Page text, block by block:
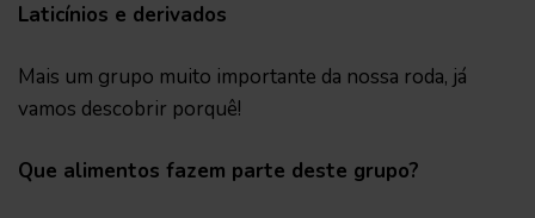
Laticínios e derivados
Mais um grupo muito importante da nossa roda, já
vamos descobrir porquê!
Que alimentos fazem parte deste grupo?